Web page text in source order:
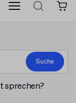
Suche
sprechen?